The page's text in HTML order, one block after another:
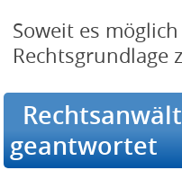
Soweit es
Rechtsgrundlage
geantwortet